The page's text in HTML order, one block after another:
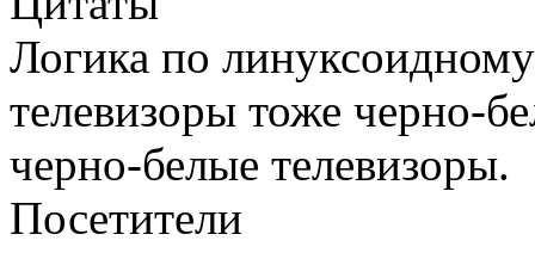
Логика по
телевизоры тоже черно-
черно-белые телевизоры.
Посетители